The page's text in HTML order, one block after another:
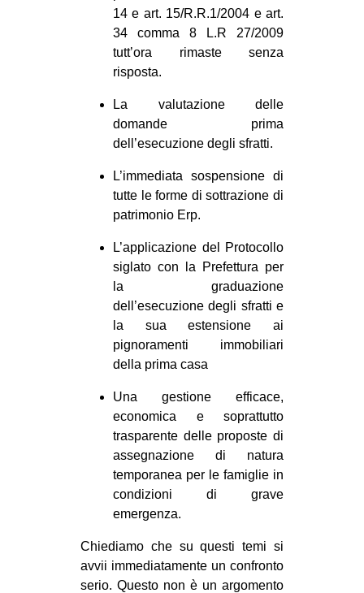
14 e art. 15/R.R.1/2004 e art.
34 comma 8 L.R 27/2009
tutt’ora rimaste senza
risposta.
La valutazione delle
domande prima
dell’esecuzione degli sfratti.
L’immediata sospensione di
tutte le forme di sottrazione di
patrimonio Erp.
L’applicazione del Protocollo
siglato con la Prefettura per
la graduazione
dell’esecuzione degli sfratti e
la sua estensione ai
pignoramenti immobiliari
della prima casa
Una gestione efficace,
economica e soprattutto
trasparente delle proposte di
assegnazione di natura
temporanea per le famiglie in
condizioni di grave
emergenza.
Chiediamo che su questi temi si
avvii immediatamente un confronto
serio. Questo non è un argomento